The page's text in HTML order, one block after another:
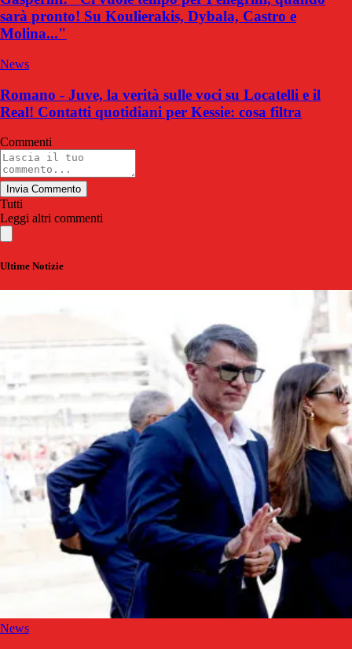
sarà pronto! Su Koulierakis, Dybala, Castro e
Molina..."
News
Romano - Juve, la verità sulle voci su Locatelli e il
Real! Contatti quotidiani per Kessie: cosa filtra
Commenti
Invia Commento
Tutti
Leggi altri commenti
Ultime Notizie
News